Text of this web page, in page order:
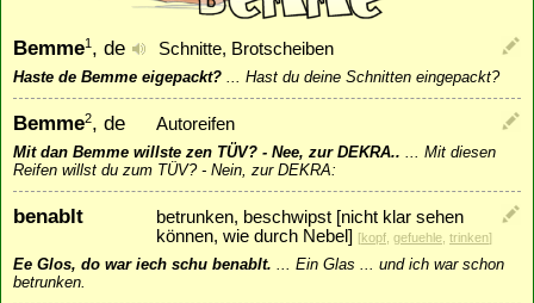
Bemme1, de Schnitte, Brotscheiben
Haste de Bemme eigepackt? ... Hast du deine Schnitten eingepackt?
Bemme2, de Autoreifen
Mit dan Bemme willste zen TÜV? - Nee, zur DEKRA.. ... Mit diesen
Reifen willst du zum TÜV? - Nein, zur DEKRA:
benablt
betrunken, beschwipst [nicht klar sehen
können, wie durch Nebel]
[kopf gefuehle trinken]
Ee Glos, do war iech schu benablt. ... Ein Glas ... und ich war schon
betrunken.